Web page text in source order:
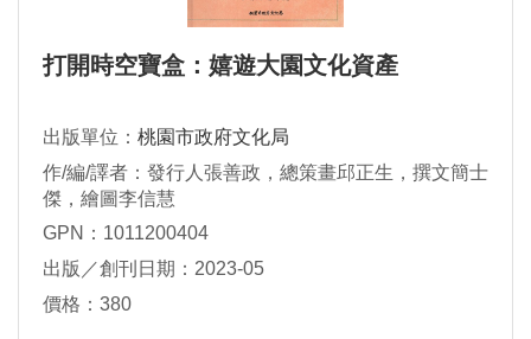
打開時空寶盒：嬉遊大園文化資產
出版單位： 桃園市政府文化局
作/編/譯者：發行人張善政，總策畫邱正生，撰文簡士
傑，繪圖李信慧
GPN：1011200404
出版／創刊日期：2023-05
價格：380